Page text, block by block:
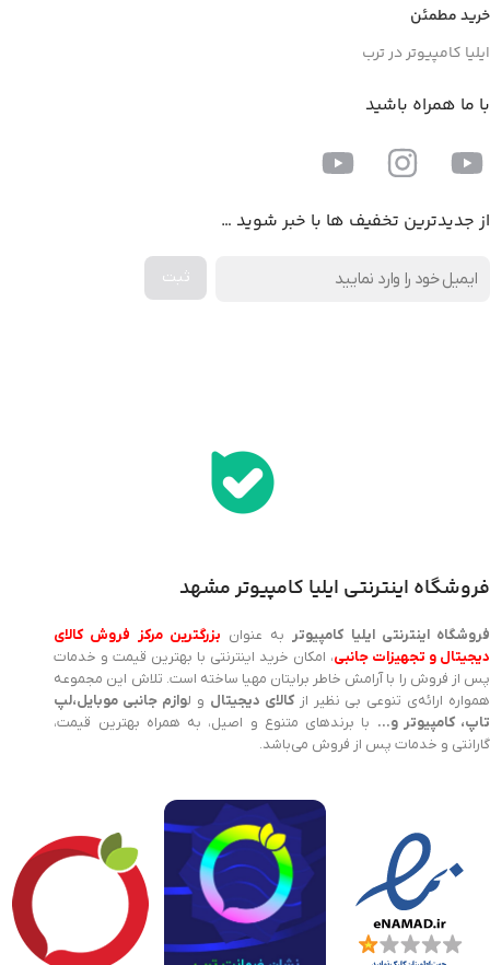
خرید مطمئن
ایلیا کامپیوتر در ترب
با ما همراه باشید
از جدیدترین تخفیف ها با خبر شوید …
فروشگاه اینترنتی ایلیا کامپیوتر مشهد
فروشگاه اینترنتی ایلیا کامپیوتر به عنوان بزرگترین مرکز فروش کالای
دیجیتال و تجهیزات جانبی، امکان خرید اینترنتی با بهترین قیمت و خدمات
پس از فروش را با آرامش خاطر برایتان مهیا ساخته است. تلاش این مجموعه
همواره ارائه‌ی تنوعی بی نظیر ازکالای دیجیتال و لوازم جانبی موبایل،لپ
تاپ، کامپیوتر و… با برندهای متنوع و اصیل، به همراه بهترین قیمت،
گارانتی و خدمات پس از فروش می‌باشد.